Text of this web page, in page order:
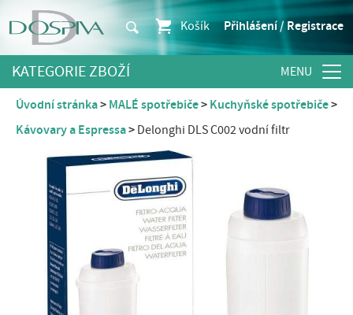
Košík Přihlášení / Registrace
KATEGORIE ZBOŽÍ
Úvodní stránka MALÉ spotřebiče
Kuchyňské spotřebiče
Kávovary a Espressa
Delonghi DLS C002 vodní filtr